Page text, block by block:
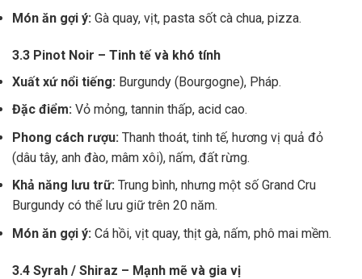
Món ăn gợi ý: Gà quay, vịt, pasta sốt cà chua, pizza.
3.3 Pinot Noir – Tinh tế và khó tính
Xuất xứ nổi tiếng: Burgundy (Bourgogne), Pháp.
Đặc điểm: Vỏ mỏng, tannin thấp, acid cao.
Phong cách rượu: Thanh thoát, tinh tế, hương vị quả đỏ
(dâu tây, anh đào, mâm xôi), nấm, đất rừng.
Khả năng lưu trữ: Trung bình, nhưng một số Grand Cru
Burgundy có thể lưu giữ trên 20 năm.
Món ăn gợi ý: Cá hồi, vịt quay, thịt gà, nấm, phô mai mềm.
3.4 Syrah / Shiraz – Mạnh mẽ và gia vị